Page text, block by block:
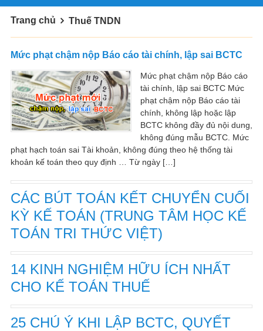
Trang chủ Thuế TNDN
Mức phạt chậm nộp Báo cáo tài chính, lập sai BCTC
Mức phạt chậm nộp Báo cáo
tài chính, lập sai BCTC Mức
phạt chậm nộp Báo cáo tài
chính, không lập hoặc lập
BCTC không đầy đủ nội dung,
không đúng mẫu BCTC. Mức
phạt hạch toán sai Tài khoản, không đúng theo hệ thống tài
khoản kế toán theo quy định … Từ ngày […]
CÁC BÚT TOÁN KẾT CHUYỂN CUỐI
KỲ KẾ TOÁN (TRUNG TÂM HỌC KẾ
TOÁN TRI THỨC VIỆT)
14 KINH NGHIỆM HỮU ÍCH NHẤT
CHO KẾ TOÁN THUẾ
25 CHÚ Ý KHI LẬP BCTC, QUYẾT